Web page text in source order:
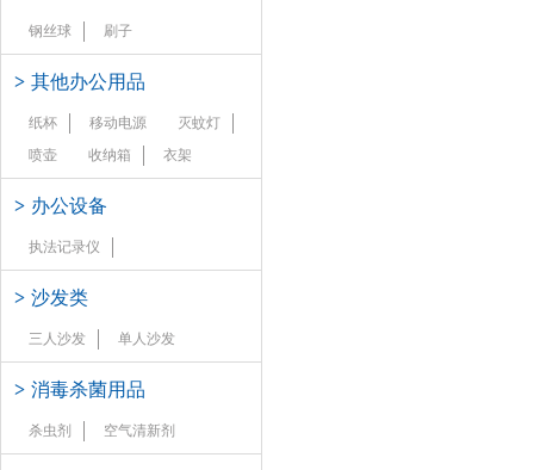
钢丝球 刷子
> 其他办公用品
纸杯 移动电源
灭蚊灯
喷壶
收纳箱 衣架
> 办公设备
执法记录仪
> 沙发类
三人沙发 单人沙发
> 消毒杀菌用品
杀虫剂 空气清新剂